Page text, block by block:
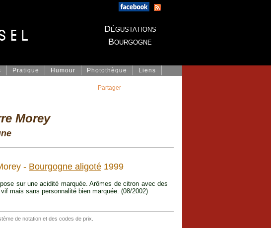
Dégustations
Bourgogne
Pratique Humour Photothèque Liens
Morey
- Bourgogne aligoté 1999
sur une acidité marquée. Arômes de citron avec des
mais sans personnalité bien marquée. (08/2002)
de notation et des codes de prix.
Partager